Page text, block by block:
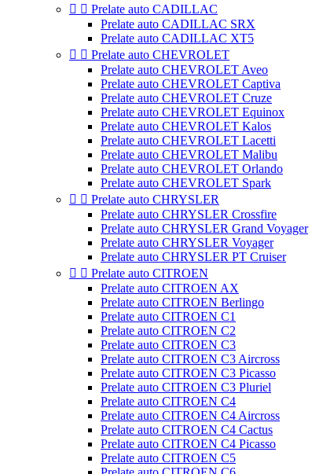
  Prelate auto CADILLAC
Prelate auto CADILLAC SRX
Prelate auto CADILLAC XT5
  Prelate auto CHEVROLET
Prelate auto CHEVROLET Aveo
Prelate auto CHEVROLET Captiva
Prelate auto CHEVROLET Cruze
Prelate auto CHEVROLET Equinox
Prelate auto CHEVROLET Kalos
Prelate auto CHEVROLET Lacetti
Prelate auto CHEVROLET Malibu
Prelate auto CHEVROLET Orlando
Prelate auto CHEVROLET Spark
  Prelate auto CHRYSLER
Prelate auto CHRYSLER Crossfire
Prelate auto CHRYSLER Grand Voyager
Prelate auto CHRYSLER Voyager
Prelate auto CHRYSLER PT Cruiser
  Prelate auto CITROEN
Prelate auto CITROEN AX
Prelate auto CITROEN Berlingo
Prelate auto CITROEN C1
Prelate auto CITROEN C2
Prelate auto CITROEN C3
Prelate auto CITROEN C3 Aircross
Prelate auto CITROEN C3 Picasso
Prelate auto CITROEN C3 Pluriel
Prelate auto CITROEN C4
Prelate auto CITROEN C4 Aircross
Prelate auto CITROEN C4 Cactus
Prelate auto CITROEN C4 Picasso
Prelate auto CITROEN C5